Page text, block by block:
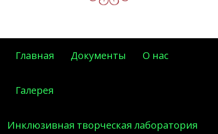
Главная Документы О нас
Галерея
Инклюзивная творческая лаборатория